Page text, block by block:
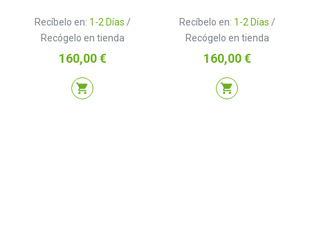
Recíbelo en: 1-2 Días /
Recógelo en tienda
Precio
160,00 €
shopping_cart
Recíbelo en: 1-2 Días /
Recógelo en tienda
Precio
160,00 €
shopping_cart